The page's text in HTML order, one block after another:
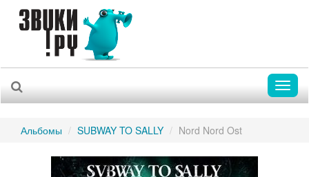
Альбомы SUBWAY TO SALLY Nord Nord Ost